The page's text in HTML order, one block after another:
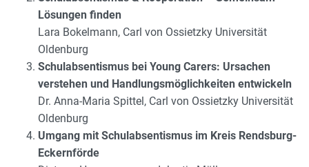
Lösungen finden
Lara Bokelmann, Carl von Ossietzky Universität
Oldenburg
Schulabsentismus bei Young Carers: Ursachen
verstehen und Handlungsmöglichkeiten entwickeln
Dr. Anna-Maria Spittel, Carl von Ossietzky Universität
Oldenburg
Umgang mit Schulabsentismus im Kreis Rendsburg-
Eckernförde